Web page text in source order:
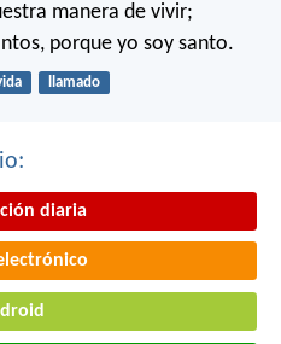
manera de vivir;
porque yo soy santo.
llamado
diaria